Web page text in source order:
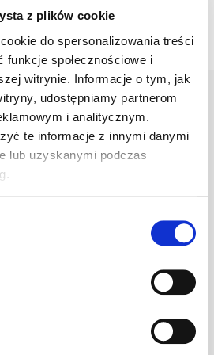
z plików cookie
do spersonalizowania treści
funkcje społecznościowe i
witrynie. Informacje o tym, jak
udostępniamy partnerom
i analitycznym.
te informacje z innymi danymi
lub uzyskanymi podczas
Specyfikacja